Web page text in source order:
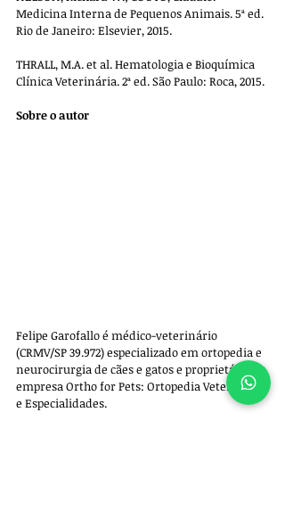
Medicina Interna de Pequenos Animais. 5ª ed.
Rio de Janeiro: Elsevier, 2015.
THRALL, M.A. et al. Hematologia e Bioquímica
Clínica Veterinária. 2ª ed. São Paulo: Roca, 2015.
Sobre o autor
Felipe Garofallo é médico-veterinário
(CRMV/SP 39.972) especializado em ortopedia e
neurocirurgia de cães e gatos e proprietário da
empresa Ortho for Pets: Ortopedia Veterinária
e Especialidades.